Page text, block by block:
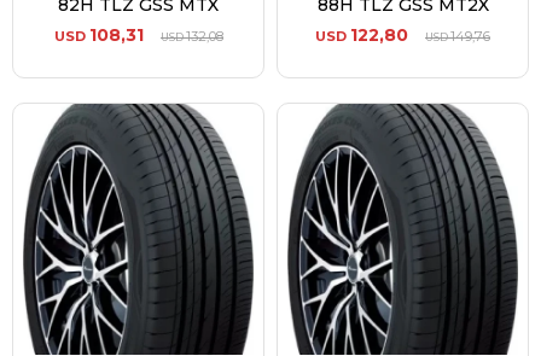
82H TLZ GSS MTX
USD 108,31 USD132,08
88H TLZ GSS MT2X
USD 122,80 USD149,76